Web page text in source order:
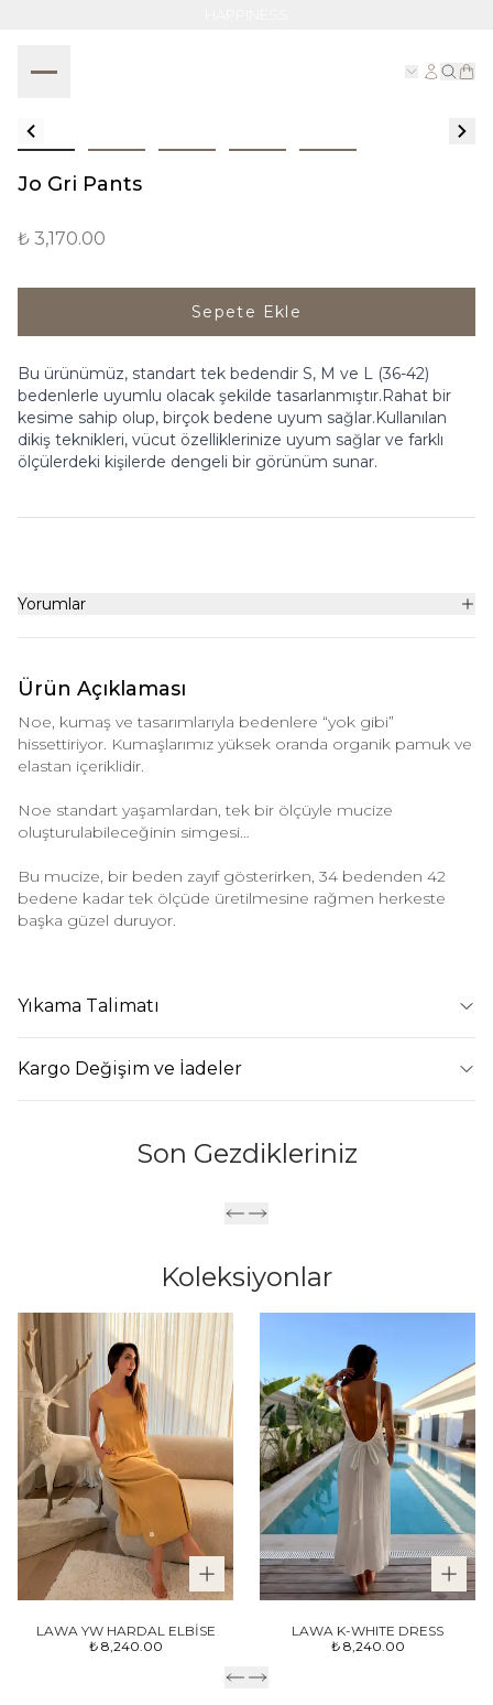
Jo Gri Pants
₺ 3,170.00
Sepete Ekle
Bu ürünümüz, standart tek bedendir S, M ve L (36-42)
bedenlerle uyumlu olacak şekilde tasarlanmıştır.Rahat bir
kesime sahip olup, birçok bedene uyum sağlar.Kullanılan
dikiş teknikleri, vücut özelliklerinize uyum sağlar ve farklı
ölçülerdeki kişilerde dengeli bir görünüm sunar.
Yorumlar
Ürün Açıklaması
Noe, kumaş ve tasarımlarıyla bedenlere “yok gibi”
hissettiriyor. Kumaşlarımız yüksek oranda organik pamuk ve
elastan içeriklidir.
Noe standart yaşamlardan, tek bir ölçüyle mucize
oluşturulabileceğinin simgesi…
Bu mucize, bir beden zayıf gösterirken, 34 bedenden 42
bedene kadar tek ölçüde üretilmesine rağmen herkeste
başka güzel duruyor.
Yıkama Talimatı
Kargo Değişim ve İadeler
Son Gezdikleriniz
Koleksiyonlar
LAWA YW HARDAL ELBİSE
₺ 8,240.00
LAWA K-WHITE DRESS
₺ 8,240.00